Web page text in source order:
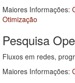
Maiores Informações:
Otimização
Pesquisa
Fluxos em redes,
Maiores Informações: